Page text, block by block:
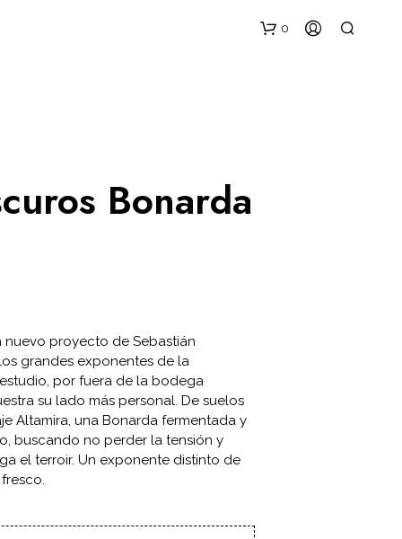
0
Bonarda
nuevo proyecto de Sebastián
grandes exponentes de la
por fuera de la bodega
su lado más personal. De suelos
Altamira, una Bonarda fermentada y
buscando no perder la tensión y
el terroir. Un exponente distinto de